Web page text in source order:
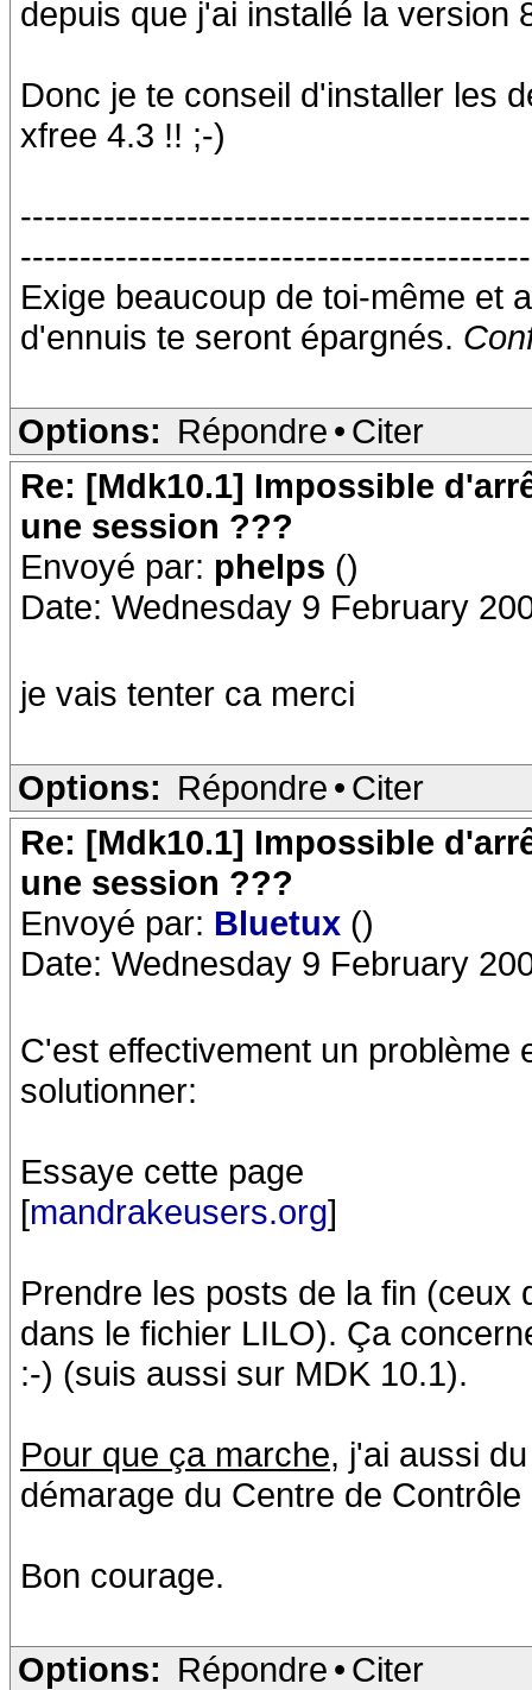
depuis que j'ai installé la version
Donc je te conseil d'installer les
xfree 4.3 !! ;-)
Exige beaucoup de toi-même et
d'ennuis te seront épargnés.
Options: Répondre • Citer
Re: [Mdk10.1] Impossible
une session ???
Envoyé par: phelps ()
Date: Wednesday 9 February
je vais tenter ca merci
Options: Répondre • Citer
Re: [Mdk10.1] Impossible
une session ???
Envoyé par: Bluetux ()
Date: Wednesday 9 February
C'est effectivement un problème
solutionner:
Essaye cette page
[mandrakeusers.org]
Prendre les posts de la fin (ceux
dans le fichier LILO). Ça
:-) (suis aussi sur MDK 10.1).
Pour que ça marche, j'ai aussi
démarage du Centre de
Bon courage.
Options: Répondre • Citer